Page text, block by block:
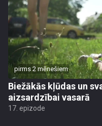
pirms 2 mēnešiem
Biežākās kļūdas un
aizsardzībai vasarā
17. epizode